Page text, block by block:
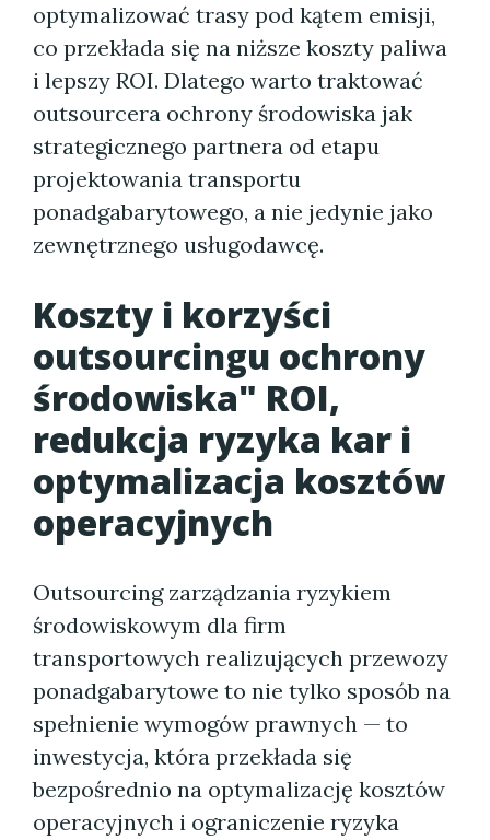
optymalizować trasy pod kątem emisji,
co przekłada się na niższe koszty paliwa
i lepszy ROI. Dlatego warto traktować
outsourcera ochrony środowiska jak
strategicznego partnera od etapu
projektowania transportu
ponadgabarytowego, a nie jedynie jako
zewnętrznego usługodawcę.
Koszty i korzyści
outsourcingu ochrony
środowiska" ROI,
redukcja ryzyka kar i
optymalizacja kosztów
operacyjnych
Outsourcing zarządzania ryzykiem
środowiskowym dla firm
transportowych realizujących przewozy
ponadgabarytowe to nie tylko sposób na
spełnienie wymogów prawnych — to
inwestycja, która przekłada się
bezpośrednio na optymalizację kosztów
operacyjnych i ograniczenie ryzyka